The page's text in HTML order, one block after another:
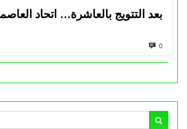
بعد التتويج بالعاشرة… اتحاد
0